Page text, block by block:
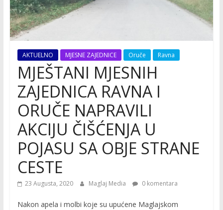
AKTUELNO MJESNE ZAJEDNICE Oruče Ravna
MJEŠTANI MJESNIH
ZAJEDNICA RAVNA I
ORUČE NAPRAVILI
AKCIJU ČIŠĆENJA U
POJASU SA OBJE STRANE
CESTE
23 Augusta, 2020 Maglaj Media 0 komentara
Nakon apela i molbi koje su upućene Maglajskom